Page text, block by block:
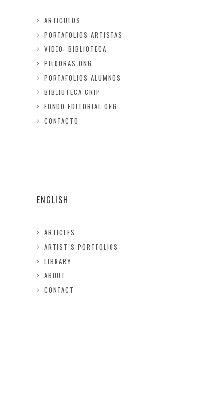
ARTICULOS
PORTAFOLIOS ARTISTAS
VIDEO: BIBLIOTECA
PILDORAS ONG
PORTAFOLIOS ALUMNOS
BIBLIOTECA CRIP
FONDO EDITORIAL ONG
CONTACTO
ENGLISH
ARTICLES
ARTIST’S PORTFOLIOS
LIBRARY
ABOUT
CONTACT